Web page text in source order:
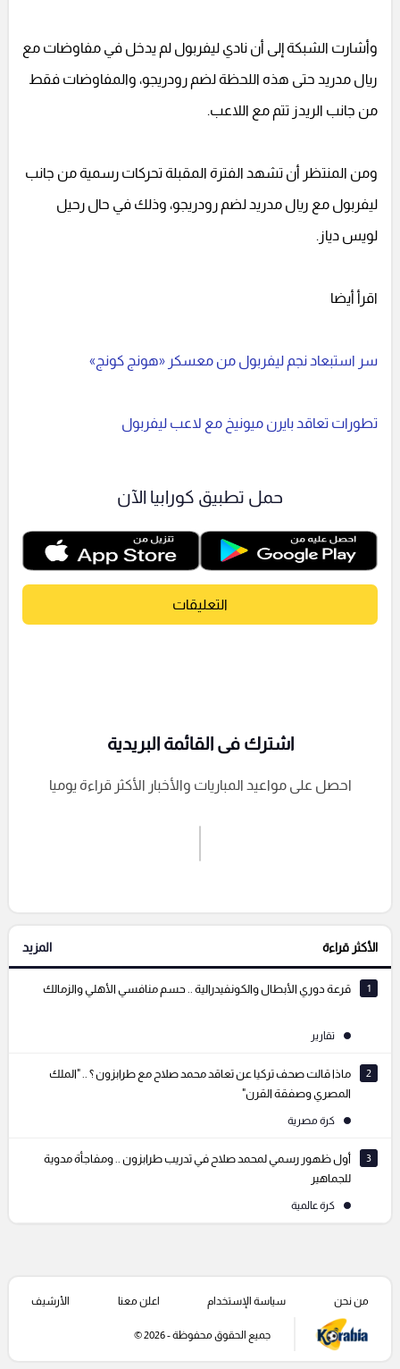
وأشارت الشبكة إلى أن نادي ليفربول لم يدخل في مفاوضات مع
ريال مدريد حتى هذه اللحظة لضم رودريجو، والمفاوضات فقط
من جانب الريدز تتم مع اللاعب.
ومن المنتظر أن تشهد الفترة المقبلة تحركات رسمية من جانب
ليفربول مع ريال مدريد لضم رودريجو، وذلك في حال رحيل
لويس دياز.
اقرأ أيضا
سر استبعاد نجم ليفربول من معسكر «هونج كونج»
تطورات تعاقد بايرن ميونيخ مع لاعب ليفربول
حمل تطبيق كورابيا الآن
التعليقات
إرسال تعليق
التعليقات السابقة
اشترك فى القائمة البريدية
احصل على مواعيد المباريات والأخبار الأكثر قراءة يوميا
الأكثر قراءة المزيد
1 قرعة دوري الأبطال والكونفيدرالية .. حسم منافسي الأهلي والزمالك
تقارير
2
ماذا قالت صحف تركيا عن تعاقد محمد صلاح مع طرابزون ؟ .. "الملك
المصري وصفقة القرن"
كرة مصرية
3
أول ظهور رسمي لمحمد صلاح في تدريب طرابزون .. ومفاجأة مدوية
للجماهير
كرة عالمية
من نحن سياسة الإستخدام اعلن معنا الأرشيف
جميع الحقوق محفوظة - 2026 ©